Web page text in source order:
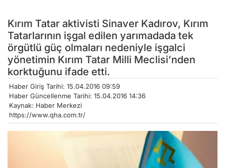
Kırım Tatar aktivisti Sinaver Kadırov, Kırım
Tatarlarının işgal edilen yarımadada tek
örgütlü güç olmaları nedeniyle işgalci
yönetimin Kırım Tatar Milli Meclisi’nden
korktuğunu ifade etti.
Haber Giriş Tarihi: 15.04.2016 09:59
Haber Güncellenme Tarihi: 15.04.2016 14:36
Kaynak: Haber Merkezi
https://www.qha.com.tr/